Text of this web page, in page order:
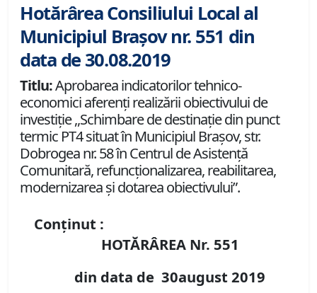
Hotărârea Consiliului Local al
Municipiul Brașov nr. 551 din
data de 30.08.2019
Titlu:Aprobarea indicatorilor tehnico-
economici aferenți realizării obiectivului de
investiție ,,Schimbare de destinație din punct
termic PT4 situat în Municipiul Brașov, str.
Dobrogea nr. 58 în Centrul de Asistență
Comunitară, refuncționalizarea, reabilitarea,
modernizarea și dotarea obiectivului”.
Conținut :
HOTĂRÂREA Nr. 551
din data de 30august2019